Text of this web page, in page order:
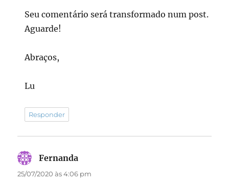
Seu comentário será transformado num post.
Aguarde!
Abraços,
Lu
Responder
Fernanda
25/07/2020 às 4:06 pm